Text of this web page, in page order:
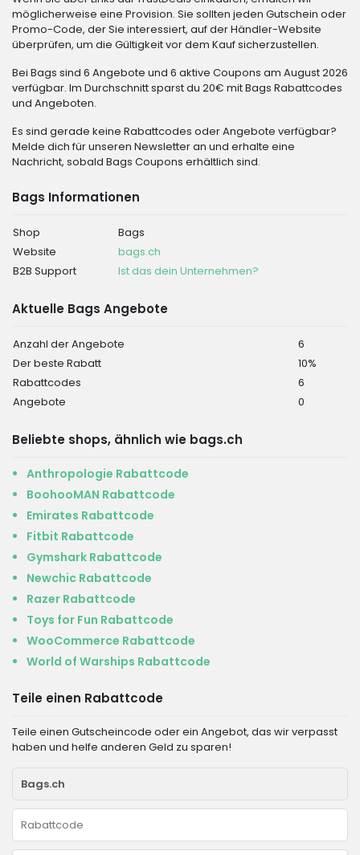
möglicherweise eine Provision. Sie sollten jeden Gutschein oder
Promo-Code, der Sie interessiert, auf der Händler-Website
überprüfen, um die Gültigkeit vor dem Kauf sicherzustellen.
Bei Bags sind 6 Angebote und 6 aktive Coupons am August 2026
verfügbar. Im Durchschnitt sparst du 20€ mit Bags Rabattcodes
und Angeboten.
Es sind gerade keine Rabattcodes oder Angebote verfügbar?
Melde dich für unseren Newsletter an und erhalte eine
Nachricht, sobald Bags Coupons erhältlich sind.
Bags Informationen
Shop
Bags
Website
bags.ch
B2B Support
Ist das dein Unternehmen?
Aktuelle Bags Angebote
Anzahl der Angebote
6
Der beste Rabatt
10%
Rabattcodes
6
Angebote
0
Beliebte shops, ähnlich wie bags.ch
Anthropologie Rabattcode
BoohooMAN Rabattcode
Emirates Rabattcode
Fitbit Rabattcode
Gymshark Rabattcode
Newchic Rabattcode
Razer Rabattcode
Toys for Fun Rabattcode
WooCommerce Rabattcode
World of Warships Rabattcode
Teile einen Rabattcode
Teile einen Gutscheincode oder ein Angebot, das wir verpasst
haben und helfe anderen Geld zu sparen!